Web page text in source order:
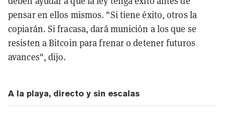
pensar en ellos mismos. "Si tiene éxito, otros la
copiarán. Si fracasa, dará munición a los que se
resisten a Bitcoin para frenar o detener futuros
avances", dijo.
A la playa, directo y sin escalas